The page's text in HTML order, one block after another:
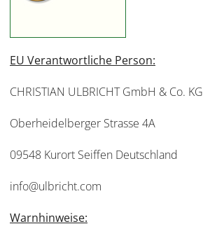
EU Verantwortliche Person:
CHRISTIAN ULBRICHT GmbH & Co. KG
Oberheidelberger Strasse 4A
09548 Kurort Seiffen Deutschland
info@ulbricht.com
Warnhinweise: